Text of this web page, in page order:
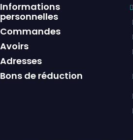
Informations
personnelles
Commandes
Avoirs
Adresses
Bons de réduction